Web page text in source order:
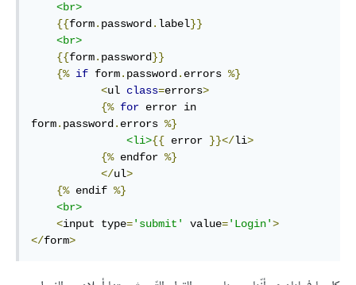
<br>
{{form. password. label}}
<br>
{{form. password}}
{% if form. password. errors %}
<ul class=errors>
{% for error in
form. password. errors %}
<li>{{ error }}</li>
{% endfor %}
</ul>
{% endif %}
<br>
<input type='submit' value='Login'>
</form>